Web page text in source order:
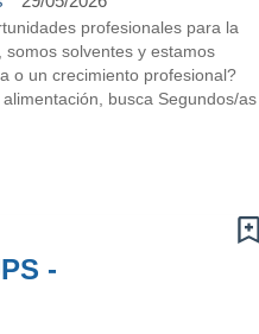
profesionales para la
solventes y estamos
o un crecimiento profesional?
busca Segundos/as
-